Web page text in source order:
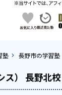
塾 長野市の学習塾
ス） 長野北校